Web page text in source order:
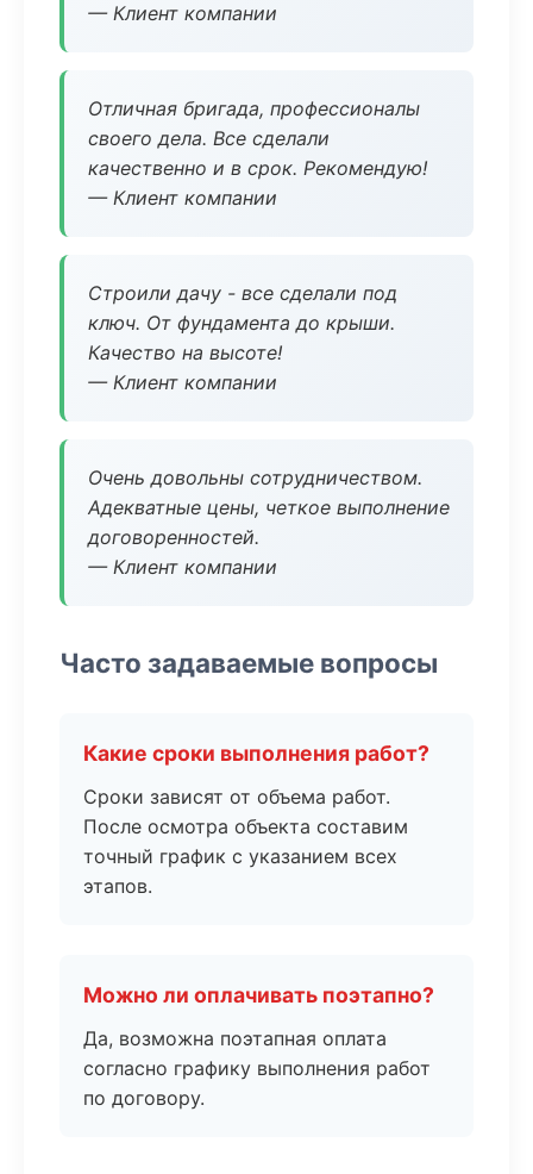
— Клиент компании
Отличная бригада, профессионалы
своего дела. Все сделали
качественно и в срок. Рекомендую!
— Клиент компании
Строили дачу - все сделали под
ключ. От фундамента до крыши.
Качество на высоте!
— Клиент компании
Очень довольны сотрудничеством.
Адекватные цены, четкое выполнение
договоренностей.
— Клиент компании
Часто задаваемые вопросы
Какие сроки выполнения работ?
Сроки зависят от объема работ.
После осмотра объекта составим
точный график с указанием всех
этапов.
Можно ли оплачивать поэтапно?
Да, возможна поэтапная оплата
согласно графику выполнения работ
по договору.